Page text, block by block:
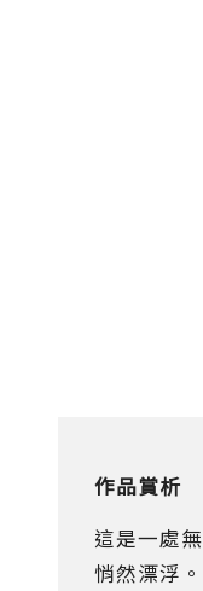
作品賞析
這是一處
悄然漂浮